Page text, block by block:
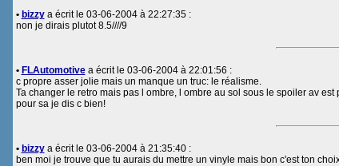
• bizzya écrit le 03-06-2004 à 22:27:35 :
non je dirais plutot 8.5////9
• FLAutomotivea écrit le 03-06-2004 à 22:01:56 :
c propre asser jolie mais un manque un truc: le réalisme.
Ta changer le retro mais pas l ombre, l ombre au sol sous le spoiler av
pour sa je dis c bien!
• bizzya écrit le 03-06-2004 à 21:35:40 :
ben moi je trouve que tu aurais du mettre un vinyle mais bon c'est ton